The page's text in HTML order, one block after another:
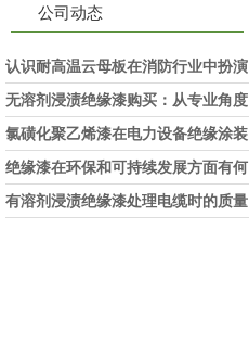
公司动态
认识耐高温云母板在消防行业中扮演
的角色
无溶剂浸渍绝缘漆购买：从专业角度
看如何选择
氯磺化聚乙烯漆在电力设备绝缘涂装
中的实际应用效果
绝缘漆在环保和可持续发展方面有何
考虑？
有溶剂浸渍绝缘漆处理电缆时的质量